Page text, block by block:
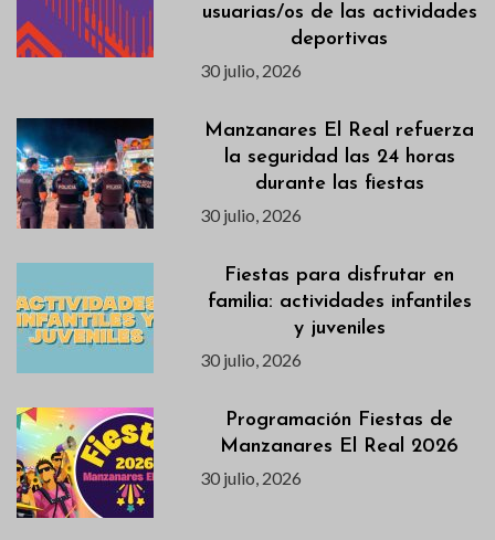
usuarias/os de las actividades
deportivas
30 julio, 2026
Manzanares El Real refuerza
la seguridad las 24 horas
durante las fiestas
30 julio, 2026
Fiestas para disfrutar en
familia: actividades infantiles
y juveniles
30 julio, 2026
Programación Fiestas de
Manzanares El Real 2026
30 julio, 2026